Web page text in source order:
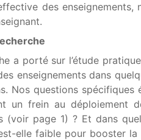
des
a porté sur l’étude
enseignements dans
Nos questions
un frein au déploiement
(voir page 1) ? Et dans
elle faible pour booster